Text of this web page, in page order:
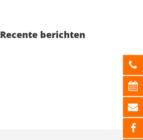
Recente berichten